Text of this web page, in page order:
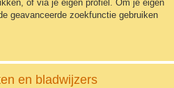
of via je eigen profiel. Om je eigen
geavanceerde zoekfunctie gebruiken
en bladwijzers